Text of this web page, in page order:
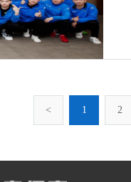
< 1 2